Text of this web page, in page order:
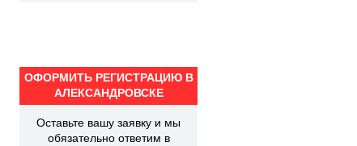
ОФОРМИТЬ РЕГИСТРАЦИЮ В
АЛЕКСАНДРОВСКЕ
Оставьте вашу заявку и мы
обязательно ответим в